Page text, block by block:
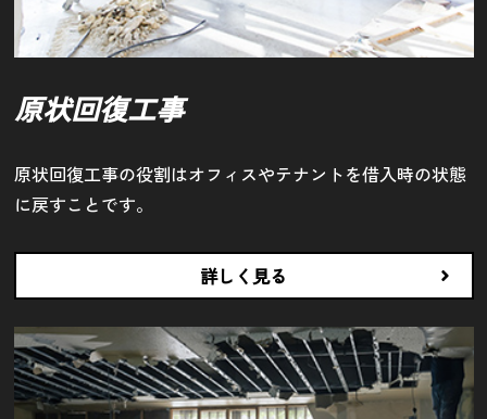
原状回復工事
原状回復工事の役割はオフィスやテナントを借入時の状態
に戻すことです。
詳しく見る